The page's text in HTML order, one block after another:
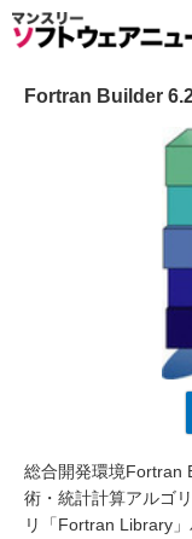
Fortran Builder
総合開発環境Fortran
術・統計計算アルゴ
リ「Fortran Library